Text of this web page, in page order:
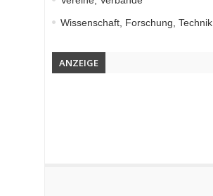
Wissenschaft, Forschung, Technik
ANZEIGE